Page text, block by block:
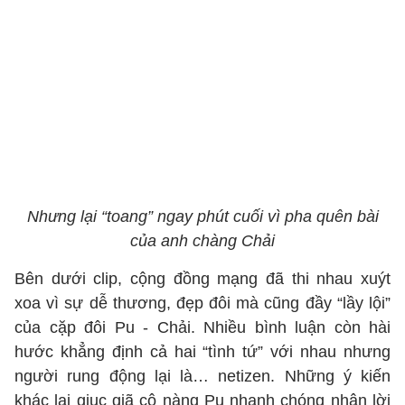
Nhưng lại “toang” ngay phút cuối vì pha quên bài
của anh chàng Chải
Bên dưới clip, cộng đồng mạng đã thi nhau xuýt
xoa vì sự dễ thương, đẹp đôi mà cũng đầy “lầy lội”
của cặp đôi Pu - Chải. Nhiều bình luận còn hài
hước khẳng định cả hai “tình tứ” với nhau nhưng
người rung động lại là… netizen. Những ý kiến
khác lại giục giã cô nàng Pu nhanh chóng nhận lời